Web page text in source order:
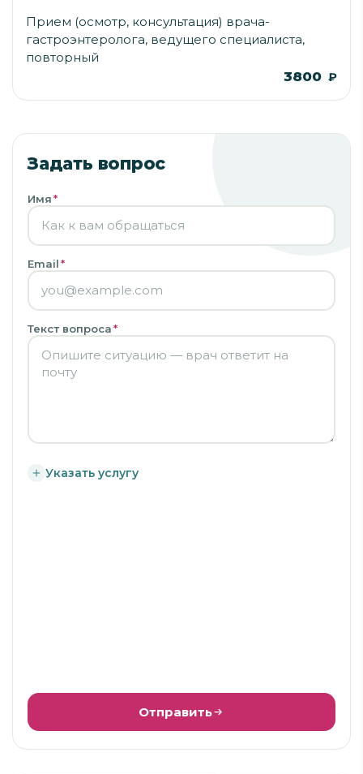
Прием (осмотр, консультация) врача-
гастроэнтеролога, ведущего специалиста,
повторный
3800 ₽
Задать вопрос
Имя*
Email*
Текст вопроса*
Указать услугу
Отправить